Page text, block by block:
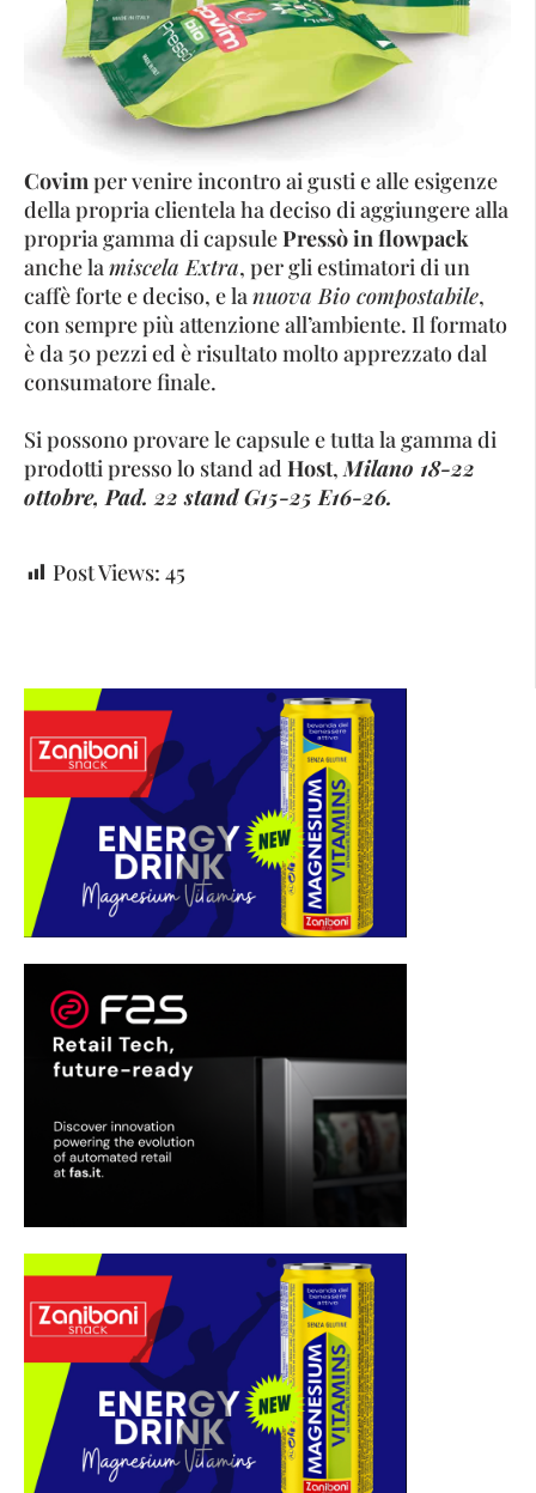
Covimper venire incontro ai gusti e alle esigenze
della propria clientela ha deciso di aggiungere alla
propria gamma di capsulePressò in flowpack
anche lamiscela Extra, per gli estimatori di un
caffè forte e deciso, e lanuova Bio compostabile,
con sempre più attenzione all’ambiente. Il formato
è da 50 pezzi ed è risultato molto apprezzato dal
consumatore finale.
Si possono provare le capsule e tutta la gamma di
prodotti presso lo stand ad Host,Milano 18-22
ottobre, Pad. 22 stand G15-25 E16-26.
Post Views: 45